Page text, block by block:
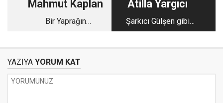
Mahmut Kaplan
Bir Yaprağın
Atilla Yargıcı
Şarkıcı Gülşen gibi
popüler insanların
YAZIYA YORUM KAT